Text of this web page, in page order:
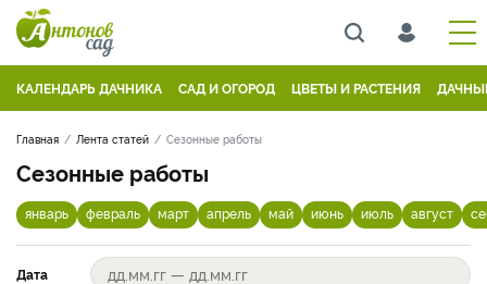
КАЛЕНДАРЬ ДАЧНИКА САД И ОГОРОД ЦВЕТЫ И РАСТЕНИЯ
Главная Лента статей Сезонные работы
Сезонные работы
январь февраль март апрель май июнь июль август
Дата